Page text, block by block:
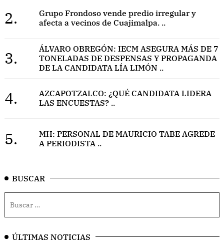
2.
Grupo Frondoso vende predio irregular y
afecta a vecinos de Cuajimalpa. ..
3.
ÁLVARO OBREGÓN: IECM ASEGURA MÁS DE 7
TONELADAS DE DESPENSAS Y PROPAGANDA
DE LA CANDIDATA LÍA LIMÓN ..
4.
AZCAPOTZALCO: ¿QUÉ CANDIDATA LIDERA
LAS ENCUESTAS? ..
5.
MH: PERSONAL DE MAURICIO TABE AGREDE
A PERIODISTA ..
BUSCAR
ÚLTIMAS NOTICIAS